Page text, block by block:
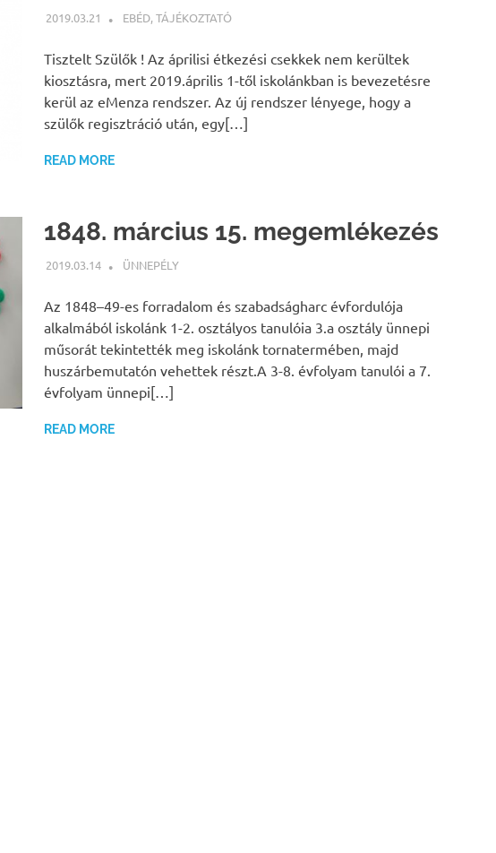
2019.03.21 NBEA
EBÉD,TÁJÉKOZTATÓ
Tisztelt Szülők ! Az áprilisi étkezési csekkek nem kerültek
kiosztásra, mert 2019.április 1-től iskolánkban is bevezetésre
kerül az eMenza rendszer. Az új rendszer lényege, hogy a
szülők regisztráció után, egy[…]
READ MORE
1848. március 15. megemlékezés
2019.03.14 NBEA
ÜNNEPÉLY
Az 1848–49-es forradalom és szabadságharc évfordulója
alkalmából iskolánk 1-2. osztályos tanulóia 3.a osztály ünnepi
műsorát tekintették meg iskolánk tornatermében, majd
huszárbemutatón vehettek részt.A 3-8. évfolyam tanulói a 7.
évfolyam ünnepi[…]
READ MORE